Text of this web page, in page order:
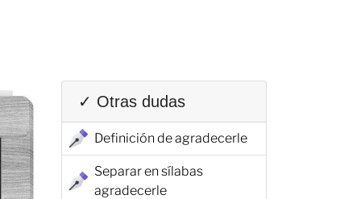
✓ Otras dudas
Definición de agradecerle
Separar en sílabas
agradecerle